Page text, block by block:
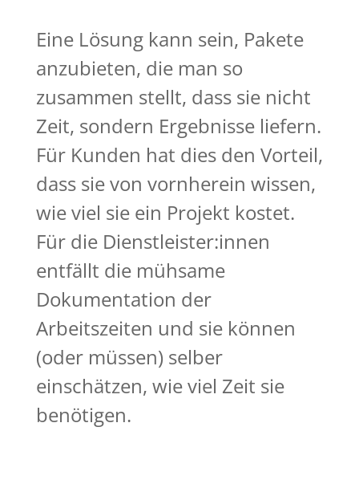
Eine Lösung kann sein, Pakete
anzubieten, die man so
zusammen stellt, dass sie nicht
Zeit, sondern Ergebnisse liefern.
Für Kunden hat dies den Vorteil,
dass sie von vornherein wissen,
wie viel sie ein Projekt kostet.
Für die Dienstleister:innen
entfällt die mühsame
Dokumentation der
Arbeitszeiten und sie können
(oder müssen) selber
einschätzen, wie viel Zeit sie
benötigen.